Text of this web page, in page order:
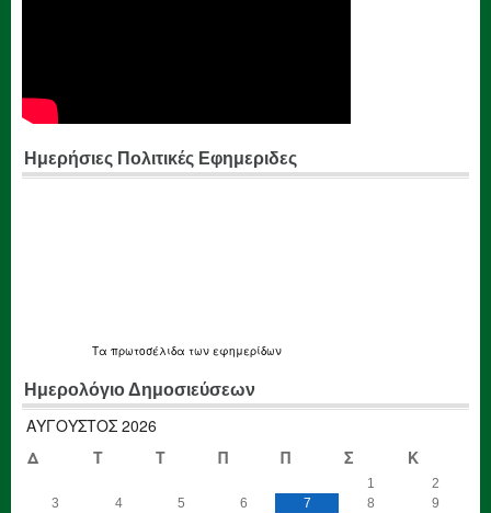
Ημερήσιες Πολιτικές Εφημεριδες
Τα πρωτοσέλιδα των εφημερίδων
Ημερολόγιο Δημοσιεύσεων
ΑΎΓΟΥΣΤΟΣ 2026
Δ
Τ Τ Π Π Σ Κ
1
2
3
4 5 6 7 8
9